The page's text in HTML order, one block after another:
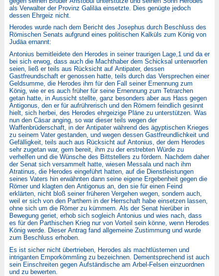
als Verwalter der Provinz Galiläa einsetzte. Dies genügte jedoch
dessen Ehrgeiz nicht.
Herodes wurde nach dem Bericht des Josephus durch Beschluss des
Römischen Senats aufgrund eines politischen Kalküls zum König von
Judäa ernannt:
Antonius bemitleidete den Herodes in seiner traurigen Lage,1 und da er
bei sich erwog, dass auch die Machthaber dem Schicksal unterworfen
seien, ließ er teils aus Rücksicht auf Antipater, dessen
Gastfreundschaft er genossen hatte, teils durch das Versprechen einer
Geldsumme, die Herodes ihm für den Fall seiner Ernennung zum
König, wie er es auch früher für seine Ernennung zum Tetrarchen
getan hatte, in Aussicht stellte, ganz besonders aber aus Hass gegen
Antigonus, den er für aufrührerisch und den Römern feindlich gesinnt
hielt, sich herbei, des Herodes ehrgeizige Pläne zu unterstützen. Was
nun den Cäsar anging, so war dieser teils wegen der
Waffenbrüderschaft, in der Antipater während des ägyptischen Krieges
zu seinem Vater gestanden, und wegen dessen Gastfreundlichkeit und
Gefälligkeit, teils auch aus Rücksicht auf Antonius, der dem Herodes
sehr zugetan war, gern bereit, ihm zu der erstrebten Würde zu
verhelfen und die Wünsche des Bittstellers zu fördern. Nachdem daher
der Senat sich versammelt hatte, wiesen Messala und nach ihm
Atratinus, die Herodes eingeführt hatten, auf die Dienstleistungen
seines Vaters hin erwähnten dann seine eigene Ergebenheit gegen die
Römer und klagten den Antigonus an, den sie für einen Feind
erklärten, nicht bloß seiner früheren Vergehen wegen, sondern auch,
weil er sich von den Parthern in der Herrschaft habe einsetzen lassen,
ohne sich um die Römer zu kümmern. Als der Senat hierüber in
Bewegung geriet, erhob sich sogleich Antonius und wies nach, dass
es für den Parthischen Krieg nur von Vorteil sein könne, wenn Herodes
König werde. Dieser Antrag fand allgemeine Zustimmung und wurde
zum Beschluss erhoben.
Es ist sicher nicht übertrieben, Herodes als machtlüsternen und
intriganten Emporkömmling zu bezeichnen. Dementsprechend ist auch
sein Einschreiten gegen Aufständische am Arbel-Felsen einzuordnen
und zu bewerten.